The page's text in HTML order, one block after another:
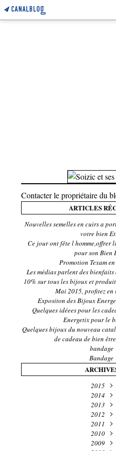
Contacter le propriétaire du
ARTICLES
Nouvelles semelles en cuirs a
votre bien
Ce jour ont fête l homme,offrer
pour son Bien
Promotion Texam
Les médias parlent des
10% sur tous les bijoux et
Mai 2015, profitez en
Expositon des Bijoux
Quelques idéees pour les
Energetix pour le
Quelques bijoux du nouveau
de cadeau de bien
bandage
Bandage
2015
Novembre
Mai
(1)
2014
Décembre
Novembre
Octobre
Septembre
Avril (1)
2013
Décembre
Octobre
Septembre
Juillet(2)
2012
Décembre
Novembre
Octobre
2011
Décembre
Novembre
2010
Décembre
2009